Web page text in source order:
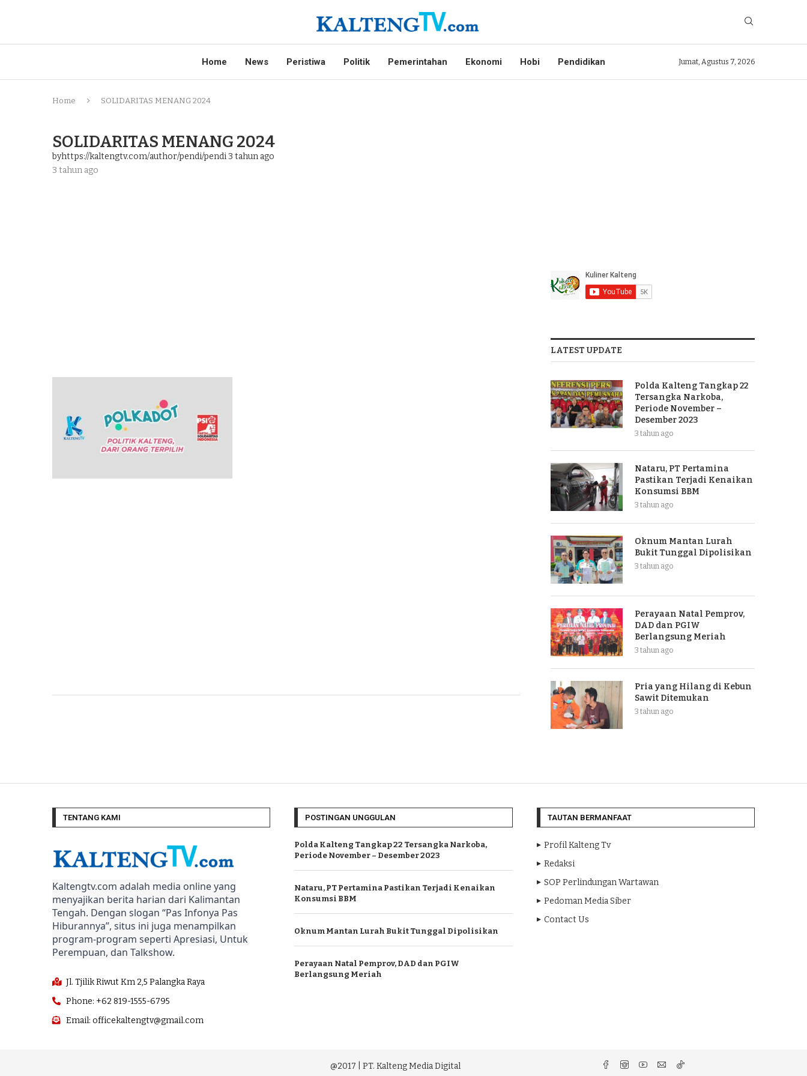
Home News Peristiwa Politik Pemerintahan Ekonomi Hobi Pendidikan Jumat, Agustus 7, 2026
Home SOLIDARITAS MENANG 2024
SOLIDARITAS MENANG 2024
byhttps://kaltengtv.com/author/pendi/pendi3 tahun ago
3 tahun ago
LATEST UPDATE
Polda Kalteng Tangkap 22
Tersangka Narkoba,
Periode November –
Desember 2023
3 tahun ago
Nataru, PT Pertamina
Pastikan Terjadi Kenaikan
Konsumsi BBM
3 tahun ago
Oknum Mantan Lurah
Bukit Tunggal Dipolisikan
3 tahun ago
Perayaan Natal Pemprov,
DAD dan PGIW
Berlangsung Meriah
3 tahun ago
Pria yang Hilang di Kebun
Sawit Ditemukan
3 tahun ago
TENTANG KAMI
Kaltengtv.com adalah media online yang
menyajikan berita harian dari Kalimantan
Tengah. Dengan slogan “Pas Infonya Pas
Hiburannya”, situs ini juga menampilkan
program-program seperti Apresiasi, Untuk
Perempuan, dan Talkshow.
Jl. Tjilik Riwut Km 2,5 Palangka Raya
Phone: +62 819-1555-6795
Email: officekaltengtv@gmail.com
POSTINGAN UNGGULAN
Polda Kalteng Tangkap 22 Tersangka Narkoba,
Periode November – Desember 2023
Nataru, PT Pertamina Pastikan Terjadi Kenaikan
Konsumsi BBM
Oknum Mantan Lurah Bukit Tunggal Dipolisikan
Perayaan Natal Pemprov, DAD dan PGIW
Berlangsung Meriah
TAUTAN BERMANFAAT
Profil Kalteng Tv
Redaksi
SOP Perlindungan Wartawan
Pedoman Media Siber
Contact Us
@2017 | PT. Kalteng Media Digital